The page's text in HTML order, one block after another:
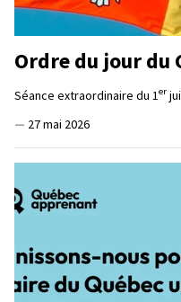
Ordre du jour
Séance extraordinaire du 1 er
— 27 mai 2026